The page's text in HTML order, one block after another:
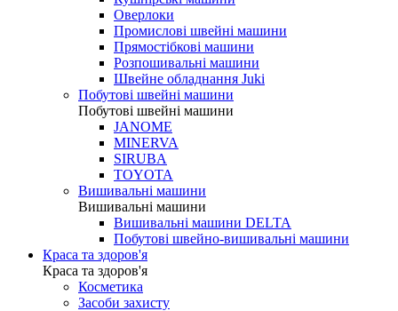
Оверлоки
Промислові швейні машини
Прямостібкові машини
Розпошивальні машини
Швейне обладнання Juki
Побутові швейні машини
Побутові швейні машини
JANOME
MINERVA
SIRUBA
TOYOTA
Вишивальні машини
Вишивальні машини
Вишивальні машини DELTA
Побутові швейно-вишивальні машини
Краса та здоров'я
Краса та здоров'я
Косметика
Засоби захисту